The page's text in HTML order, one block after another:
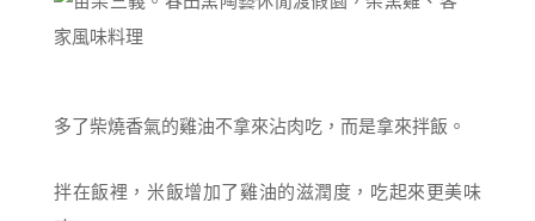
多了柴燒香氣的雞油不拿來沾肉吃，而是拿來拌飯。
拌在飯裡，米飯增加了雞油的滋潤度，吃起來更美味